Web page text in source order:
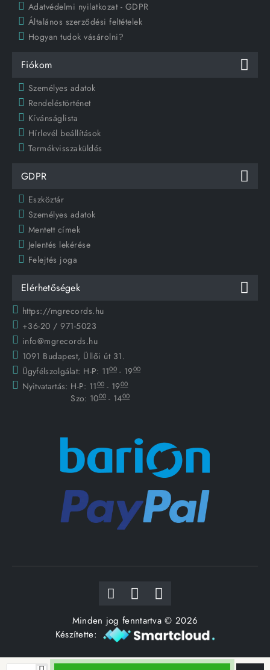
Adatvédelmi nyilatkozat - GDPR
Általános szerződési feltételek
Hogyan tudok vásárolni?
Fiókom
Személyes adatok
Rendeléstörténet
Kívánságlista
Hírlevél beállítások
Termékvisszaküldés
GDPR
Eszköztár
Személyes adatok
Mentett címek
Jelentés lekérése
Felejtés joga
Elérhetőségek
https://mgrecords.hu
+36-20 / 971-5023
info@mgrecords.hu
1091 Budapest, Üllői út 31.
Ügyfélszolgálat: H-P: 1100 - 1900
Nyitvatartás: H-P: 1100 - 1900
Szo: 1000 - 1400
Minden jog fenntartva © 2026
Készítette: